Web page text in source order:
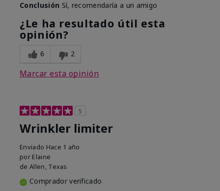
Conclusión Sí, recomendaría a un amigo
¿Le ha resultado útil esta
opinión?
6 2
Marcar esta opinión
5
Wrinkler limiter
Enviado Hace 1 año
por Elaine
de Allen, Texas
Comprador verificado